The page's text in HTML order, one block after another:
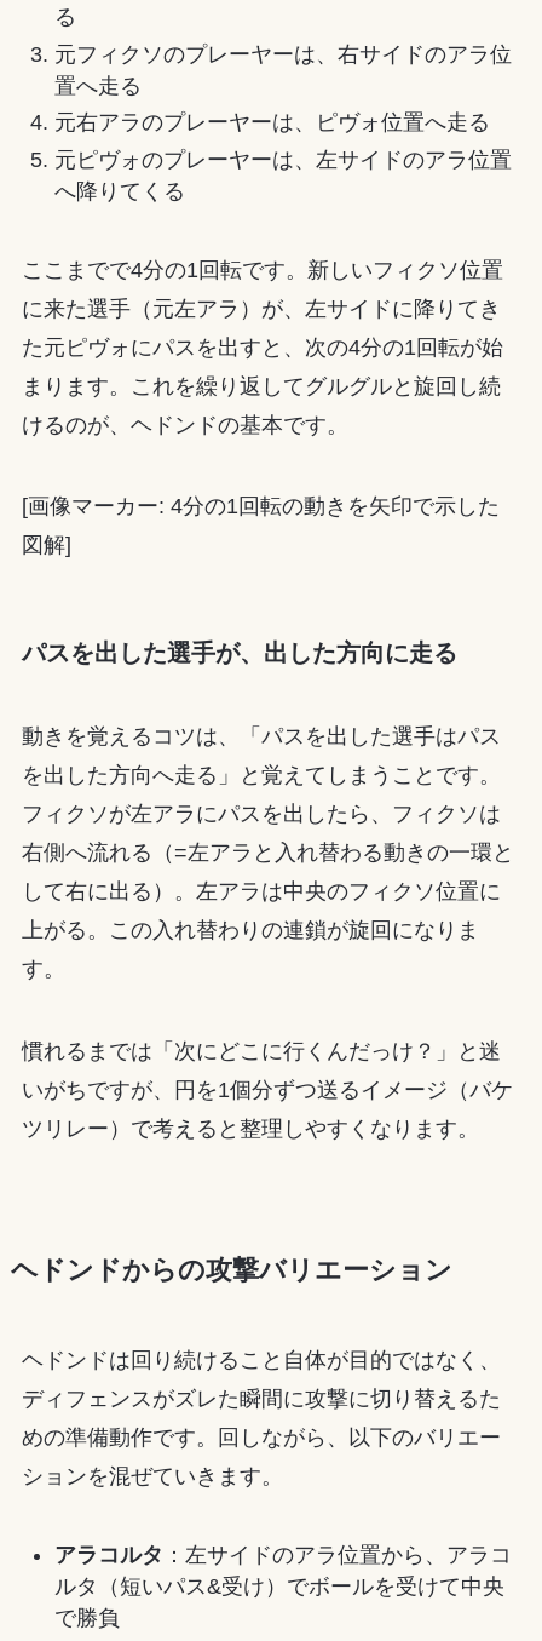
る
元フィクソのプレーヤーは、右サイドのアラ位
置へ走る
元右アラのプレーヤーは、ピヴォ位置へ走る
元ピヴォのプレーヤーは、左サイドのアラ位置
へ降りてくる
ここまでで4分の1回転です。新しいフィクソ位置
に来た選手（元左アラ）が、左サイドに降りてき
た元ピヴォにパスを出すと、次の4分の1回転が始
まります。これを繰り返してグルグルと旋回し続
けるのが、ヘドンドの基本です。
[画像マーカー: 4分の1回転の動きを矢印で示した
図解]
パスを出した選手が、出した方向に走る
動きを覚えるコツは、「パスを出した選手はパス
を出した方向へ走る」と覚えてしまうことです。
フィクソが左アラにパスを出したら、フィクソは
右側へ流れる（=左アラと入れ替わる動きの一環と
して右に出る）。左アラは中央のフィクソ位置に
上がる。この入れ替わりの連鎖が旋回になりま
す。
慣れるまでは「次にどこに行くんだっけ？」と迷
いがちですが、円を1個分ずつ送るイメージ（バケ
ツリレー）で考えると整理しやすくなります。
ヘドンドからの攻撃バリエーション
ヘドンドは回り続けること自体が目的ではなく、
ディフェンスがズレた瞬間に攻撃に切り替えるた
めの準備動作です。回しながら、以下のバリエー
ションを混ぜていきます。
アラコルタ ：左サイドのアラ位置から、アラコ
ルタ（短いパス&受け）でボールを受けて中央
で勝負